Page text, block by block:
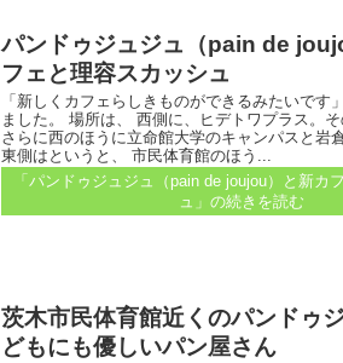
パンドゥジュジュ（pain de
フェと理容スカッシュ
「新しくカフェらしきものができるみたいです
ました。 場所は、 西側に、ヒデトワプラス。
さらに西のほうに立命館大学のキャンパスと岩
東側はというと、 市民体育館のほう...
「パンドゥジュジュ（pain de joujou）と新カ
ュ」の続きを読む
茨木市民体育館近くのパンドゥ
どもにも優しいパン屋さん